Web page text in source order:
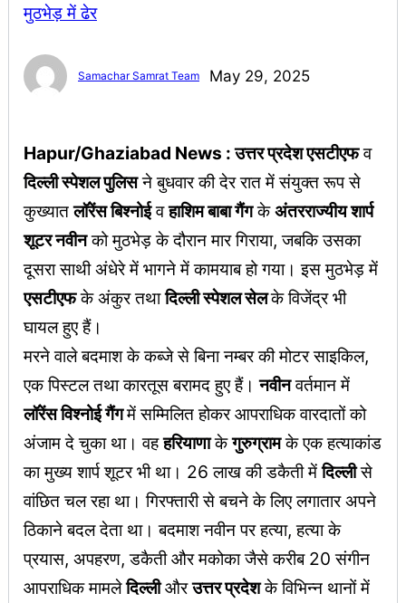
Samachar Samrat Team May 29, 2025
Hapur/Ghaziabad News : उत्तर प्रदेश एसटीएफव
दिल्ली स्पेशल पुलिसने बुधवार की देर रात में संयुक्त रूप से
कुख्यातलॉरेंस बिश्नोईवहाशिम बाबा गैंगकेअंतरराज्यीय शार्प
शूटर नवीनको मुठभेड़ के दौरान मार गिराया, जबकि उसका
दूसरा साथी अंधेरे में भागने में कामयाब हो गया। इस मुठभेड़ में
एसटीएफके अंकुर तथादिल्ली स्पेशल सेलके विजेंद्र भी
घायल हुए हैं।
मरने वाले बदमाश के कब्जे से बिना नम्बर की मोटर साइकिल,
एक पिस्टल तथा कारतूस बरामद हुए हैं।नवीनवर्तमान में
लॉरेंस विश्नोई गैंगमें सम्मिलित होकर आपराधिक वारदातों को
अंजाम दे चुका था। वहहरियाणाकेगुरुग्रामके एक हत्याकांड
का मुख्य शार्प शूटर भी था। 26 लाख की डकैती मेंदिल्लीसे
वांछित चल रहा था। गिरफ्तारी से बचने के लिए लगातार अपने
ठिकाने बदल देता था। बदमाश नवीन पर हत्या, हत्या के
प्रयास, अपहरण, डकैती और मकोका जैसे करीब 20 संगीन
आपराधिक मामलेदिल्लीऔरउत्तर प्रदेशके विभिन्न थानों में